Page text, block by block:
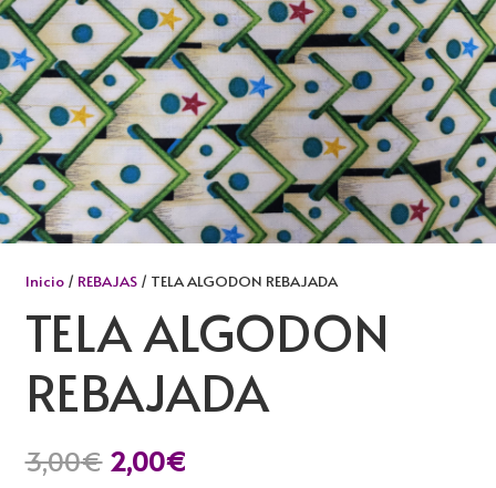
Inicio/ REBAJAS/ TELA ALGODON REBAJADA
TELA ALGODON
REBAJADA
3,00€ El
2,00€